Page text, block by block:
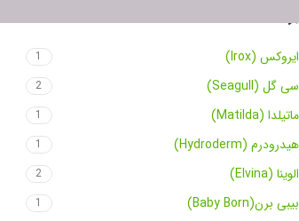
ایروکس (Irox) 1
سی گل (Seagull) 2
ماتیلدا (Matilda) 1
هیدرودرم (Hydroderm) 1
الوینا (Elvina) 2
بیبی برن(Baby Born) 1